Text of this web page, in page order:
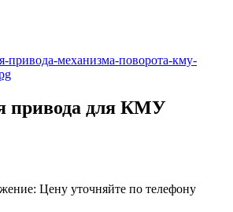
привода для КМУ
Цену уточняйте по телефону